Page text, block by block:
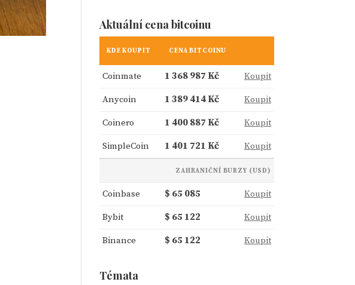
Aktuální cena bitcoinu
KDE KOUPIT CENA BITCOINU
Coinmate 1 368 987 Kč Koupit
Anycoin 1 389 414 Kč Koupit
Coinero 1 400 887 Kč Koupit
SimpleCoin 1 401 721 Kč Koupit
ZAHRANIČNÍ BURZY (USD)
Coinbase $ 65 085 Koupit
Bybit $ 65 122 Koupit
Binance $ 65 122 Koupit
Témata